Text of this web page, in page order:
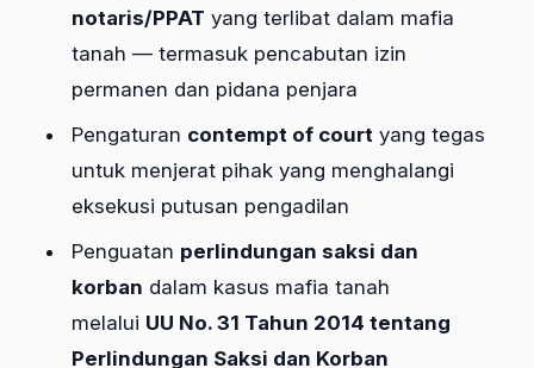
notaris/PPAT yang terlibat dalam mafia
tanah — termasuk pencabutan izin
permanen dan pidana penjara
Pengaturan contempt of court yang tegas
untuk menjerat pihak yang menghalangi
eksekusi putusan pengadilan
Penguatan perlindungan saksi dan
korban dalam kasus mafia tanah
melalui UU No. 31 Tahun 2014 tentang
Perlindungan Saksi dan Korban